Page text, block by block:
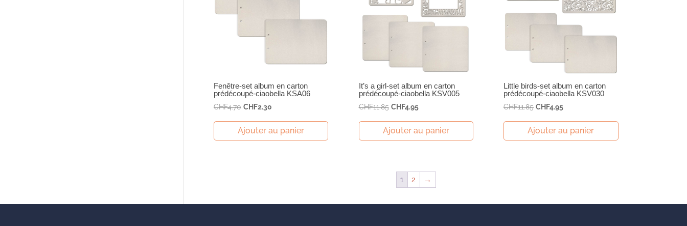
Fenêtre-set album en carton
prédécoupé-ciaobella KSA06
CHF4.70 Le
initial
était :
CHF2.30Le
actuel
est :
Ajouter au panier
It’s a girl-set album en carton
prédécoupé-ciaobella KSV005
CHF11.85 Le
initial
était :
CHF4.95Le
actuel
est :
Ajouter au panier
Little birds-set album en carton
prédécoupé-ciaobella KSV030
CHF11.85 Le
initial
était :
CHF4.95Le
actuel
est :
Ajouter au panier
1 2 →